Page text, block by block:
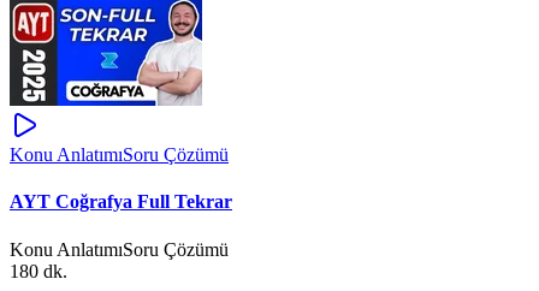
Konu AnlatımıSoru Çözümü
AYT Coğrafya Full Tekrar
Konu AnlatımıSoru Çözümü
180 dk.